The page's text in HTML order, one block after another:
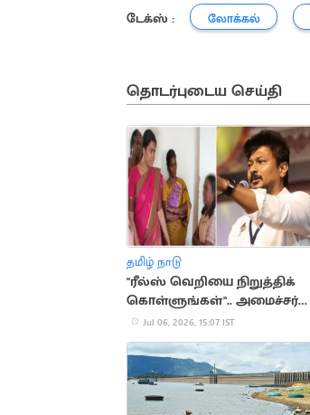
டேக்ஸ் : லோக்கல்
தொடர்புடைய செய்தி
தமிழ் நாடு
"ரீல்ஸ் வெறியை நிறுத்திக்
கொள்ளுங்கள்".. அமைச்சர்
செயலுக்கு உதயநிதி
கண்டனம்
Jul 06, 2026, 15:07 IST